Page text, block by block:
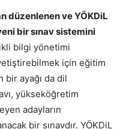
düzenlenen ve YÖKDiL
bir sınav sistemini
bilgi yönetimi
için eğitim
ayağı da dil
yükseköğretim
adayların
bir sınavdır. YÖKDiL